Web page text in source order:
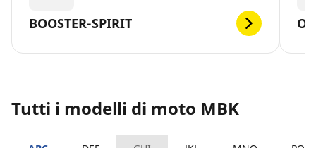
BOOSTER-SPIRIT
Tutti i modelli di moto MBK